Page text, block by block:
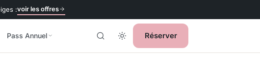
:voir les offres
Pass Annuel Réserver